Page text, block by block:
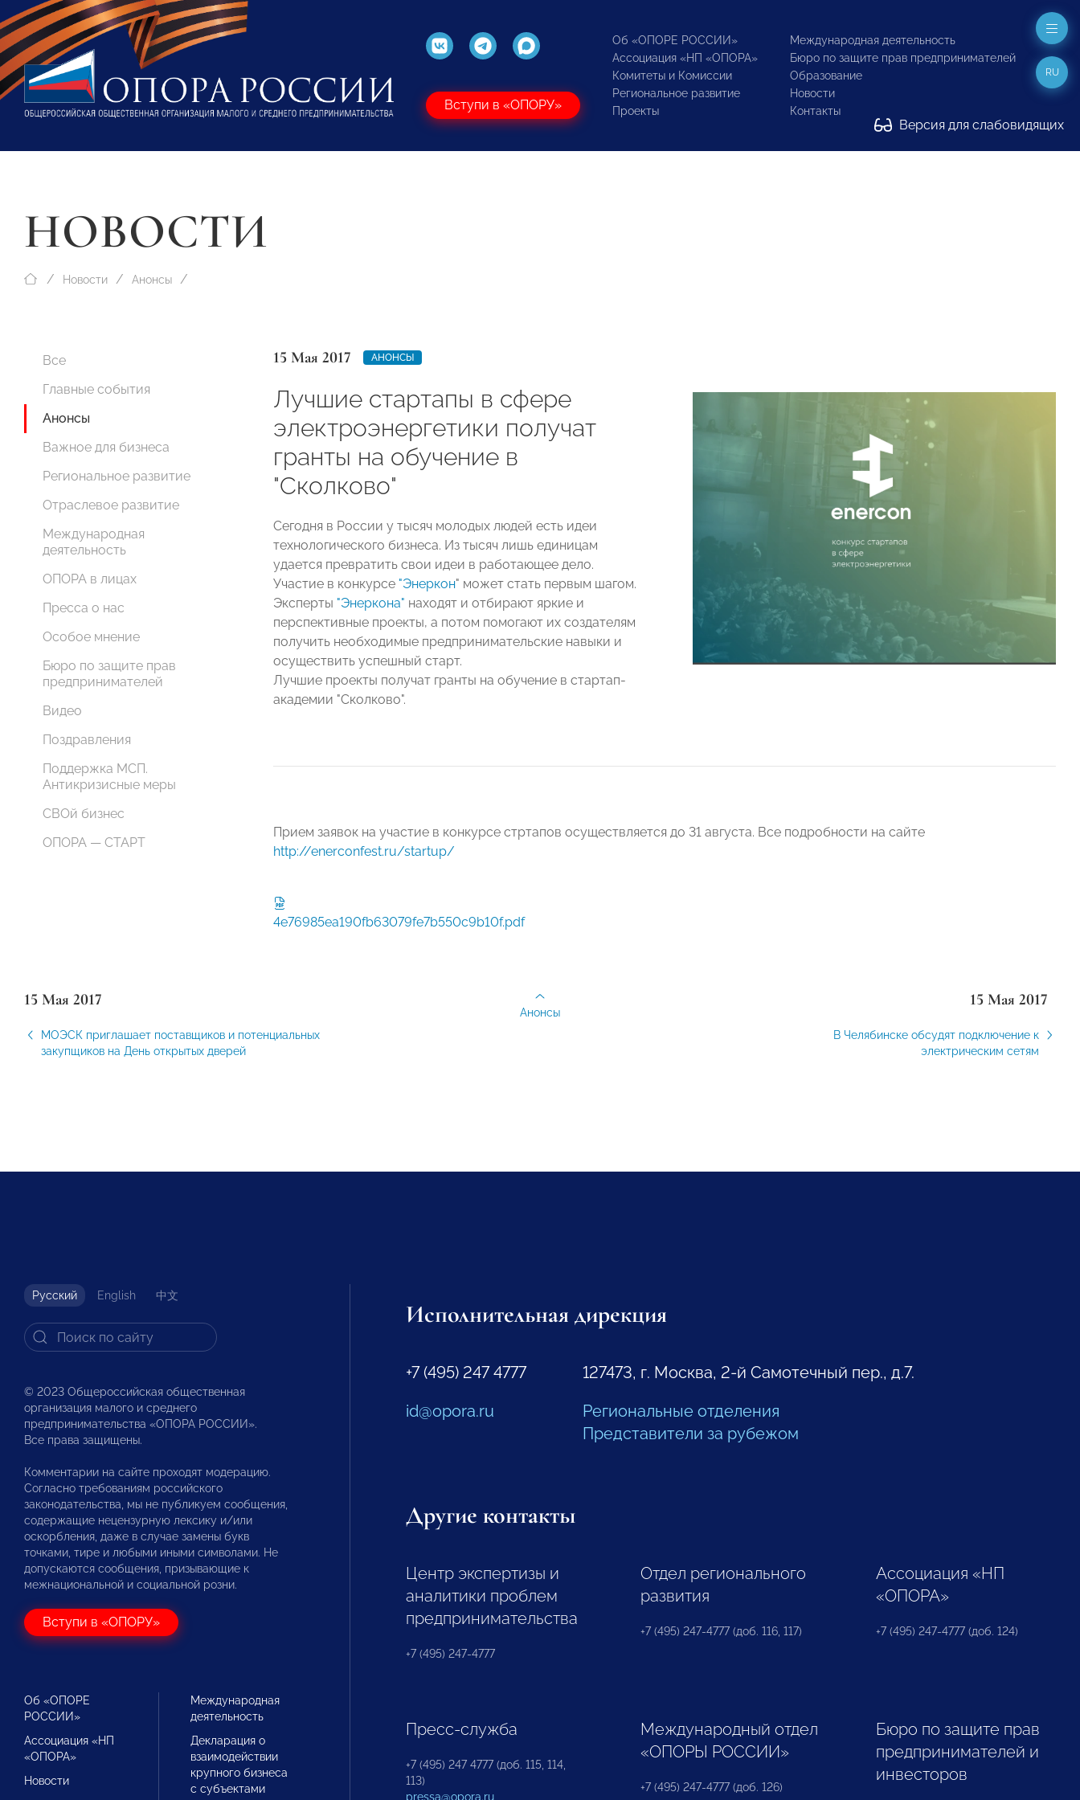
Вступи в «ОПОРУ»
Об «ОПОРЕ РОССИИ»
Ассоциация «НП «ОПОРА»
Комитеты и Комиссии
Региональное развитие
Проекты
Международная деятельность
Бюро по защите прав предпринимателей
Образование
Новости
Контакты
Версия для слабовидящих
RU
НОВОСТИ
Новости Анонсы
Все
Главные события
Анонсы
Важное для бизнеса
Региональное развитие
Отраслевое развитие
Международная
деятельность
ОПОРА в лицах
Пресса о нас
Особое мнение
Бюро по защите прав
предпринимателей
Видео
Поздравления
Поддержка МСП.
Антикризисные меры
СВОй бизнес
ОПОРА — СТАРТ
15 Мая 2017 АНОНСЫ
Лучшие стартапы в сфере
электроэнергетики получат
гранты на обучение в
"Сколково"
Сегодня в России у тысяч молодых людей есть идеи
технологического бизнеса. Из тысяч лишь единицам
удается превратить свои идеи в работающее дело.
Участие в конкурсе "Энеркон" может стать первым шагом.
Эксперты "Энеркона" находят и отбирают яркие и
перспективные проекты, а потом помогают их создателям
получить необходимые предпринимательские навыки и
осуществить успешный старт.
Лучшие проекты получат гранты на обучение в стартап-
академии "Сколково".
Прием заявок на участие в конкурсе стртапов осуществляется до 31 августа. Все подробности на сайте
http://enerconfest.ru/startup/
4e76985ea190fb63079fe7b550c9b10f.pdf
15 Мая 2017
МОЭСК приглашает поставщиков и потенциальных
закупщиков на День открытых дверей
15 Мая 2017
В Челябинске обсудят подключение к
электрическим сетям
Анонсы
Русский English 中文
© 2023 Общероссийская общественная
организация малого и среднего
предпринимательства «ОПОРА РОССИИ».
Все права защищены.
Комментарии на сайте проходят модерацию.
Согласно требованиям российского
законодательства, мы не публикуем сообщения,
содержащие нецензурную лексику и/или
оскорбления, даже в случае замены букв
точками, тире и любыми иными символами. Не
допускаются сообщения, призывающие к
межнациональной и социальной розни.
Вступи в «ОПОРУ»
Об «ОПОРЕ
РОССИИ»
Ассоциация «НП
«ОПОРА»
Новости
Международная
деятельность
Декларация о
взаимодействии
крупного бизнеса
с субъектами
Исполнительная дирекция
+7 (495) 247 4777
id@opora.ru
127473, г. Москва, 2-й Самотечный пер., д.7.
Региональные отделения
Представители за рубежом
Другие контакты
Центр экспертизы и
аналитики проблем
предпринимательства
+7 (495) 247-4777
Отдел регионального
развития
+7 (495) 247-4777 (доб. 116, 117)
Ассоциация «НП
«ОПОРА»
+7 (495) 247-4777 (доб. 124)
Пресс-служба
+7 (495) 247 4777 (доб. 115, 114,
113)
pressa@opora.ru
Международный отдел
«ОПОРЫ РОССИИ»
+7 (495) 247-4777 (доб. 126)
Бюро по защите прав
предпринимателей и
инвесторов